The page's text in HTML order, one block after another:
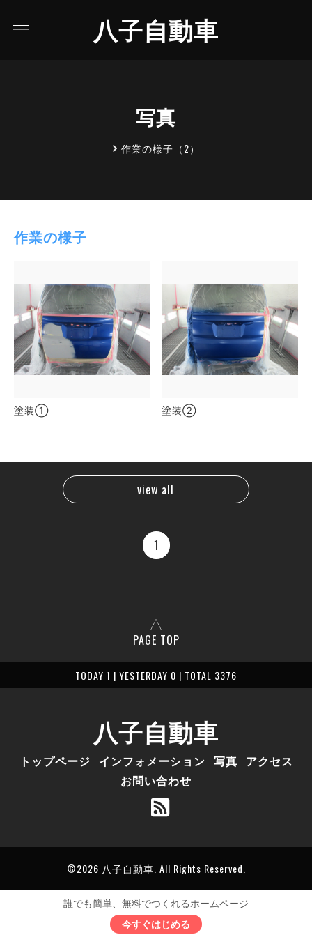
八子自動車
写真
作業の様子（2）
作業の様子
塗装① 塗装②
view all
1
PAGE TOP
TODAY 1 | YESTERDAY 0 | TOTAL 3376
八子自動車
トップページ インフォメーション 写真 アクセス
お問い合わせ
©2026 八子自動車 . All Rights Reserved.
誰でも簡単、無料でつくれるホームページ
今すぐはじめる